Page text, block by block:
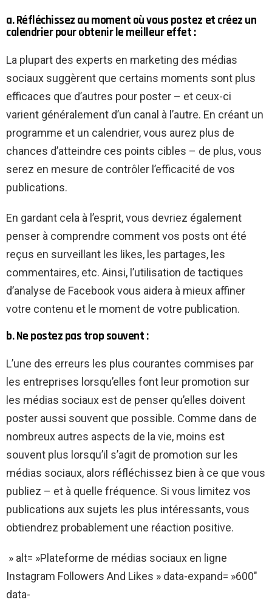
a. Réfléchissez au moment où vous postez et créez un
calendrier pour obtenir le meilleur effet :
La plupart des experts en marketing des médias
sociaux suggèrent que certains moments sont plus
efficaces que d’autres pour poster – et ceux-ci
varient généralement d’un canal à l’autre. En créant un
programme et un calendrier, vous aurez plus de
chances d’atteindre ces points cibles – de plus, vous
serez en mesure de contrôler l’efficacité de vos
publications.
En gardant cela à l’esprit, vous devriez également
penser à comprendre comment vos posts ont été
reçus en surveillant les likes, les partages, les
commentaires, etc. Ainsi, l’utilisation de tactiques
d’analyse de Facebook vous aidera à mieux affiner
votre contenu et le moment de votre publication.
b. Ne postez pas trop souvent :
L’une des erreurs les plus courantes commises par
les entreprises lorsqu’elles font leur promotion sur
les médias sociaux est de penser qu’elles doivent
poster aussi souvent que possible. Comme dans de
nombreux autres aspects de la vie, moins est
souvent plus lorsqu’il s’agit de promotion sur les
médias sociaux, alors réfléchissez bien à ce que vous
publiez – et à quelle fréquence. Si vous limitez vos
publications aux sujets les plus intéressants, vous
obtiendrez probablement une réaction positive.
» alt= »Plateforme de médias sociaux en ligne
Instagram Followers And Likes » data-expand= »600″
data-